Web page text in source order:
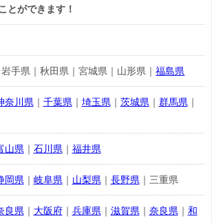
とができます！
手県｜秋田県｜宮城県｜山形県｜福島県
奈川県 ｜ 千葉県 ｜ 埼玉県 ｜ 茨城県 ｜ 群馬県 ｜
山県 ｜ 石川県 ｜ 福井県
岡県 ｜ 岐阜県 ｜ 山梨県 ｜ 長野県 ｜三重県
良県 ｜ 大阪府｜ 兵庫県 ｜ 滋賀県 ｜ 奈良県 ｜ 和